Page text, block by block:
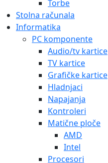
Torbe
Stolna računala
Informatika
PC komponente
Audio/tv kartice
TV kartice
Grafičke kartice
Hladnjaci
Napajanja
Kontroleri
Matične ploče
AMD
Intel
Procesori